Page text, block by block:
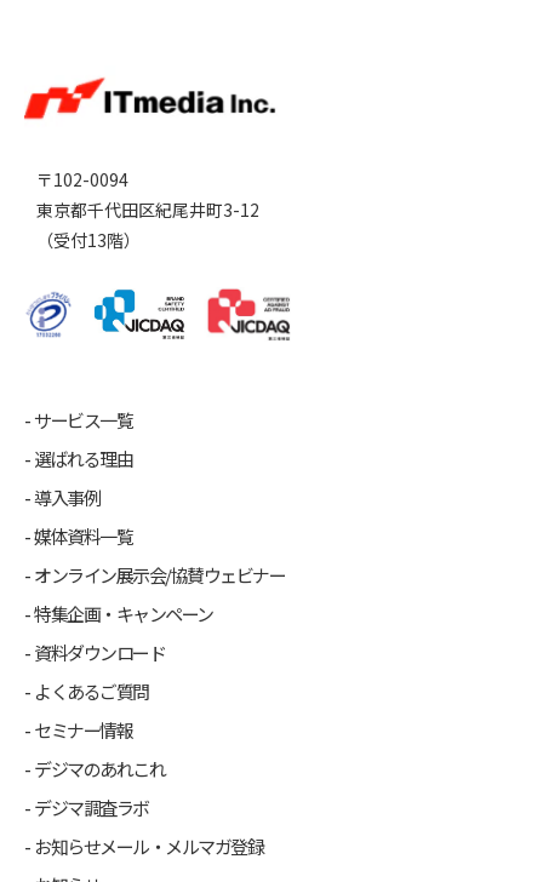
〒102-0094
東京都千代田区紀尾井町3-12
（受付13階）
サービス一覧
選ばれる理由
導入事例
媒体資料一覧
オンライン展示会/協賛ウェビナー
特集企画・キャンペーン
資料ダウンロード
よくあるご質問
セミナー情報
デジマのあれこれ
デジマ調査ラボ
お知らせメール・メルマガ登録